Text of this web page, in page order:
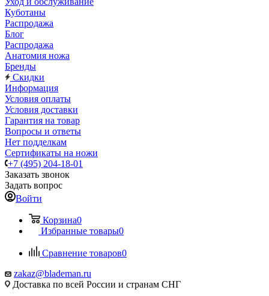
Куботаны
Распродажа
Блог
Распродажа
Анатомия ножа
Бренды
Скидки
Информация
Условия оплаты
Условия доставки
Гарантия на товар
Вопросы и ответы
Нет подделкам
Сертификаты на ножи
+7 (495) 204-18-01
Заказать звонок
Задать вопрос
Войти
Корзина0
Избранные товары0
Сравнение товаров0
zakaz@blademan.ru
Доставка по всей России и странам СНГ